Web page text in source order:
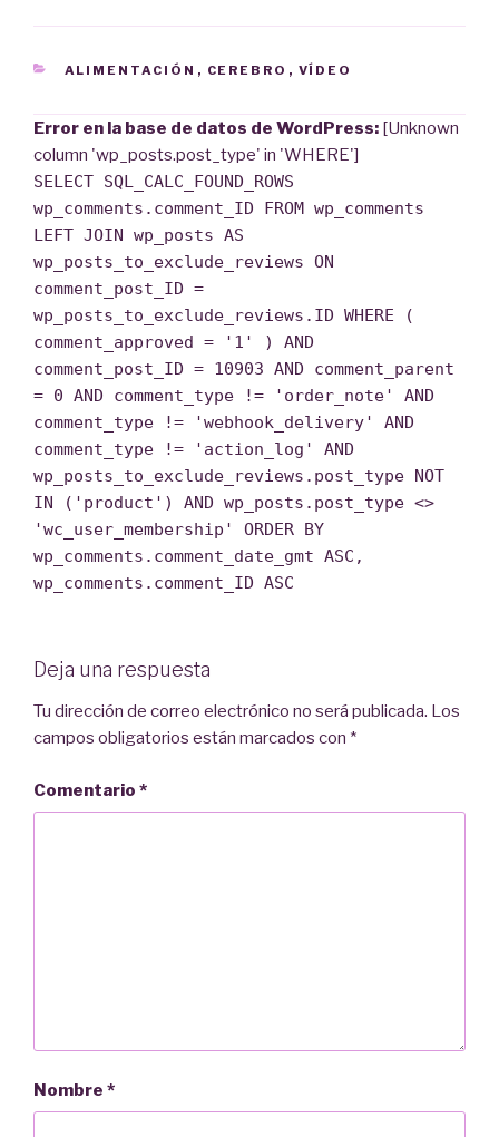
CATEGORÍAS
ALIMENTACIÓN , CEREBRO , VÍDEO
Error en la base de datos de WordPress: [Unknown
column 'wp_posts.post_type' in 'WHERE']
SELECT SQL_CALC_FOUND_ROWS
wp_comments.comment_ID FROM wp_comments
LEFT JOIN wp_posts AS
wp_posts_to_exclude_reviews ON
comment_post_ID =
wp_posts_to_exclude_reviews.ID WHERE (
comment_approved = '1' ) AND
comment_post_ID = 10903 AND comment_parent
= 0 AND comment_type != 'order_note' AND
comment_type != 'webhook_delivery' AND
comment_type != 'action_log' AND
wp_posts_to_exclude_reviews.post_type NOT
IN ('product') AND wp_posts.post_type <>
'wc_user_membership' ORDER BY
wp_comments.comment_date_gmt ASC,
wp_comments.comment_ID ASC
Deja una respuesta
Tu dirección de correo electrónico no será publicada. Los
campos obligatorios están marcados con *
Comentario *
Nombre *